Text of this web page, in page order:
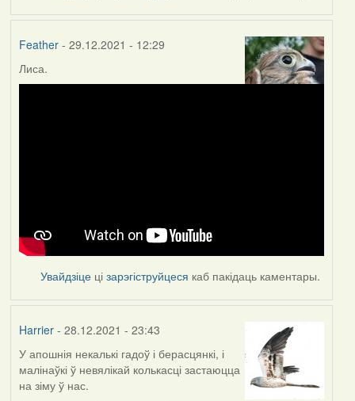
Feather- 29.12.2021 - 12:29
Лиса.
Увайдзіце цізарэгіструйцеся каб пакідаць каментары.
Harrier- 28.12.2021 - 23:43
У апошнія некалькі гадоў і берасцянкі, і
малінаўкі ў невялікай колькасці застаюцца
на зіму ў нас.